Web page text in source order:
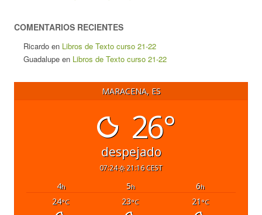
COMENTARIOS RECIENTES
Ricardo en Libros de Texto curso 21-22
Guadalupe en Libros de Texto curso 21-22
MARACENA, ES
26°
despejado
07:24 21:16 CEST
4h 5h 6h
24°C 23°C 21 °C